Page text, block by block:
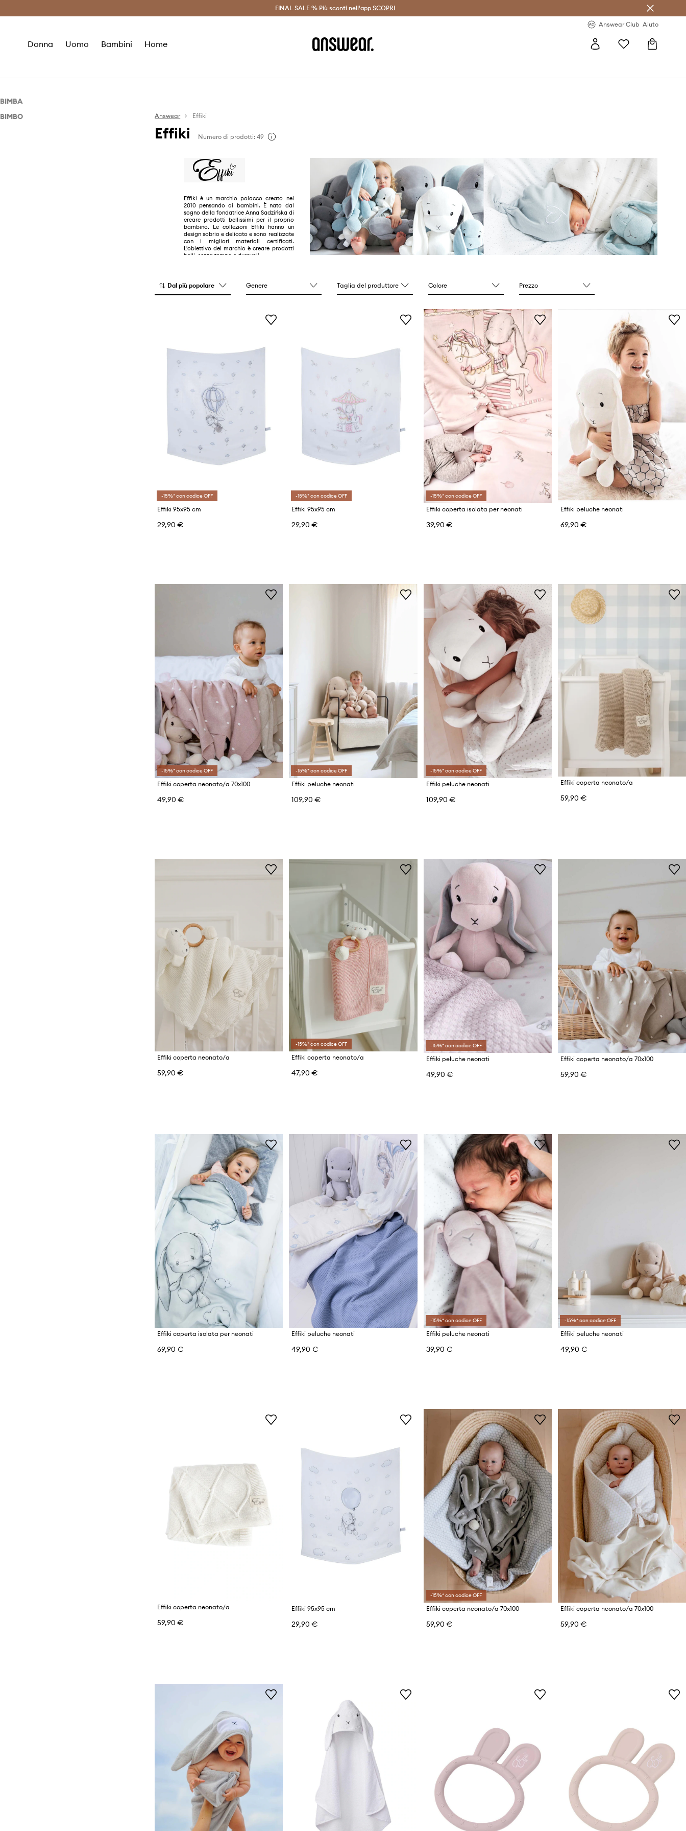
Risparmia con Answear Club > Spedizione entro 24 ore >
FINAL SALE % Più sconti nell'app SCOPRI
Answear Club Aiuto
Donna Uomo Bambini Home
BIMBA
Accessori
BIMBO
Answear Effiki
Effiki Numero di prodotti: 49
Effiki è un marchio polacco creato nel
2010 pensando ai bambini. È nato dal
sogno della fondatrice Anna Sadzińska di
creare prodotti bellissimi per il proprio
bambino. Le collezioni Effiki hanno un
design sobrio e delicato e sono realizzate
con i migliori materiali certificati.
L'obiettivo del marchio è creare prodotti
belli, senza tempo e durevoli.
Dal più popolare Genere Taglia del produttore Colore Prezzo
-15%* con codice OFF
Effiki 95x95 cm
29,90 €
-15%* con codice OFF
Effiki 95x95 cm
29,90 €
-15%* con codice OFF
Effiki coperta isolata per neonati
39,90 €
Effiki peluche neonati
69,90 €
-15%* con codice OFF
Effiki coperta neonato/a 70x100
49,90 €
-15%* con codice OFF
Effiki peluche neonati
109,90 €
-15%* con codice OFF
Effiki peluche neonati
109,90 €
Effiki coperta neonato/a
59,90 €
Effiki coperta neonato/a
59,90 €
-15%* con codice OFF
Effiki coperta neonato/a
47,90 €
-15%* con codice OFF
Effiki peluche neonati
49,90 €
Effiki coperta neonato/a 70x100
59,90 €
Effiki coperta isolata per neonati
69,90 €
Effiki peluche neonati
49,90 €
-15%* con codice OFF
Effiki peluche neonati
39,90 €
-15%* con codice OFF
Effiki peluche neonati
49,90 €
Effiki coperta neonato/a
59,90 €
Effiki 95x95 cm
29,90 €
-15%* con codice OFF
Effiki coperta neonato/a 70x100
59,90 €
Effiki coperta neonato/a 70x100
59,90 €